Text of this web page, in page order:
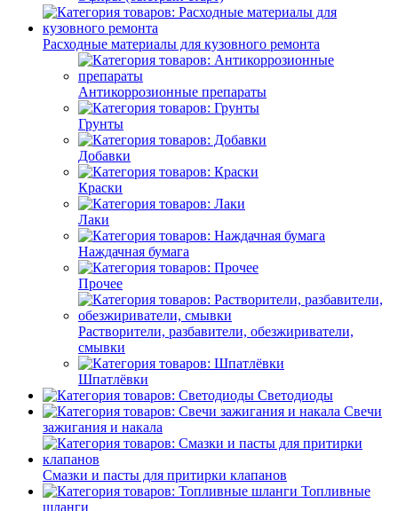
Расходные материалы для кузовного ремонта
Антикоррозионные препараты
Грунты
Добавки
Краски
Лаки
Наждачная бумага
Прочее
Растворители, разбавители, обезжириватели,
смывки
Шпатлёвки
Светодиоды
Свечи
зажигания и накала
Смазки и пасты для притирки клапанов
Топливные
шланги